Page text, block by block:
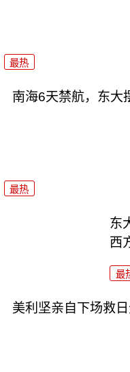
最热
南海6天禁航，东大
最热
东
西
最
美利坚亲自下场救